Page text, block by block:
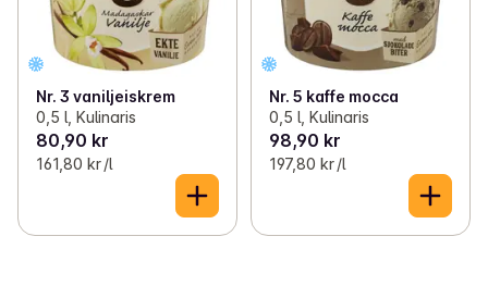
Nr. 3 vaniljeiskrem
0,5 l, Kulinaris
80,90 kr
161,80 kr /l
Nr. 5 kaffe mocca
0,5 l, Kulinaris
98,90 kr
197,80 kr /l